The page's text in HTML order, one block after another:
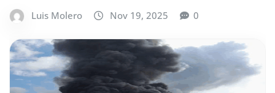
Luis Molero Nov 19, 2025 0